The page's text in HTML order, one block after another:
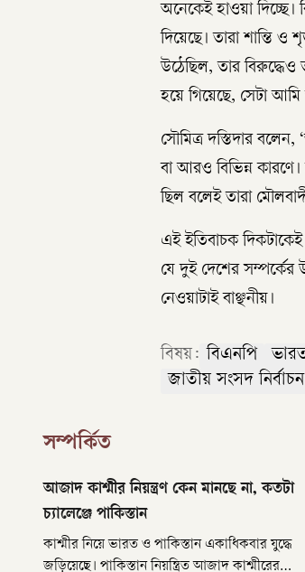
অনেকেই হাওয়া দিচ্ছে।
দিয়েছে। তারা শান্তি ও
উঠেছিল, তার বিরুদ্ধেও
হয়ে গিয়েছে, সেটা
সৌমিত্র দস্তিদার
বা আরও বিভিন্ন
ছিল বলেই তারা
এই ইতিবাচক দিকটাকেই
যে দুই দেশের
নেওয়াটাই বাঞ্ছনীয়।
বিষয়: বিএনপি
জাতীয় সংসদ নির্বাচন
সম্পর্কিত
আজাদ কাশ্মীর নিয়ন্ত্রণ কেন মানছে না, কতটা
চ্যালেঞ্জে পাকিস্তান
কাশ্মীর নিয়ে ভারত ও পাকিস্তান একাধিকবার যুদ্ধে
জড়িয়েছে। পাকিস্তান নিয়ন্ত্রিত আজাদ কাশ্মীরের